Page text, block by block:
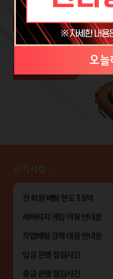
스포츠베팅
SPORTS BETTING
공지사항
전 회원 배팅 한도 1.5억
레버리지 게임 이용 안내문
작업배팅 강력 대응 안내문
입금 은행 점검시간
출금 은행 점검시간
오늘
오늘
오늘
오늘
오늘
오늘
오늘
오늘